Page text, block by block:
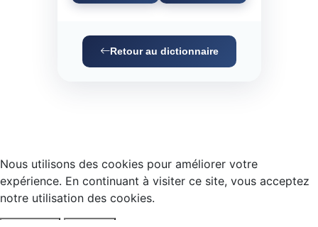
Retour au dictionnaire
Nous utilisons des cookies pour améliorer votre
expérience. En continuant à visiter ce site, vous acceptez
notre utilisation des cookies.